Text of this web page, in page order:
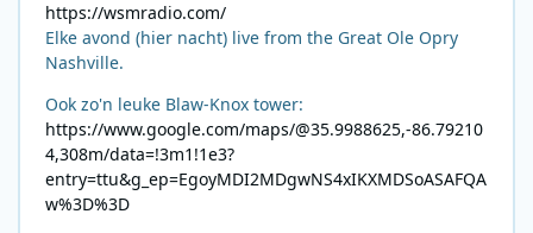
https://wsmradio.com/
Elke avond (hier nacht) live from the Great Ole Opry
Nashville.
Ook zo'n leuke Blaw-Knox tower:
https://www.google.com/maps/@35.9988625,-86.79210
4,308m/data=!3m1!1e3?
entry=ttu&g_ep=EgoyMDI2MDgwNS4xIKXMDSoASAFQA
w%3D%3D